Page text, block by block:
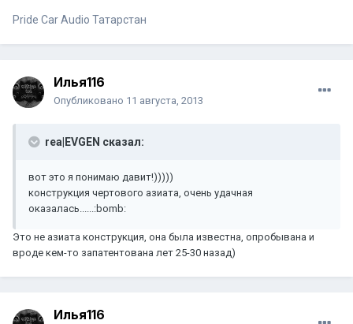
Pride Car Audio Татарстан
Илья116
Опубликовано 11 августа, 2013
rea|EVGEN сказал:
вот это я понимаю давит!)))))
конструкция чертового азиата, очень удачная
оказалась......:bomb:
Это не азиата конструкция, она была известна, опробывана и
вроде кем-то запатентована лет 25-30 назад)
Илья116